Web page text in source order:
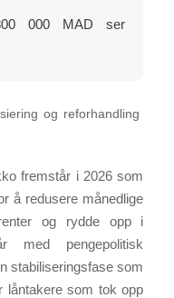
000 MAD ser
og reforhandling
fremstår i 2026 som
å redusere månedlige
og rydde opp i
med pengepolitisk
stabiliseringsfase som
låntakere som tok opp